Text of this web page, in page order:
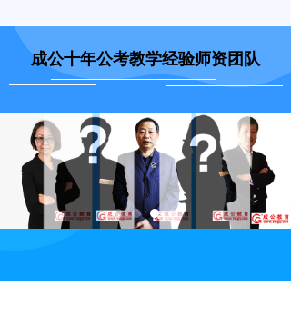
成公十年公考教学经验师资团队